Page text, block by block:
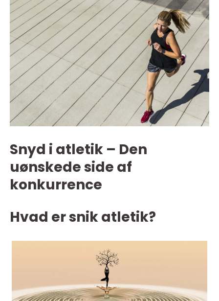
Snyd i atletik – Den
uønskede side af
konkurrence
Hvad er snik atletik?